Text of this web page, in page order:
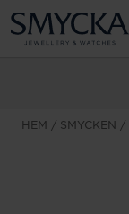
HEM SMYCKEN